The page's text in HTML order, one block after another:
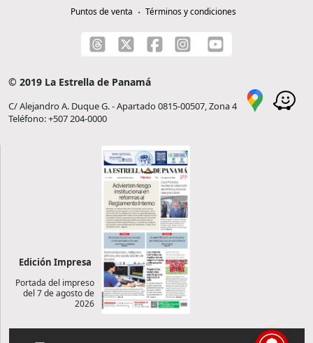
Puntos de venta
Términos y condiciones
© 2019 La Estrella de Panamá
C/ Alejandro A. Duque G. - Apartado 0815-00507, Zona 4
Teléfono: +507 204-0000
Edición Impresa
Portada del impreso
del 7 de agosto de
2026